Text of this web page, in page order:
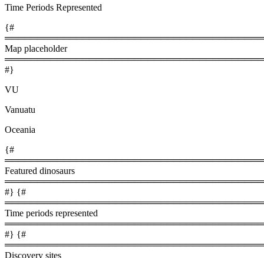
Time Periods Represented
{#
Map placeholder
#}
VU
Vanuatu
Oceania
{#
Featured dinosaurs
#} {#
Time periods represented
#} {#
Discovery sites